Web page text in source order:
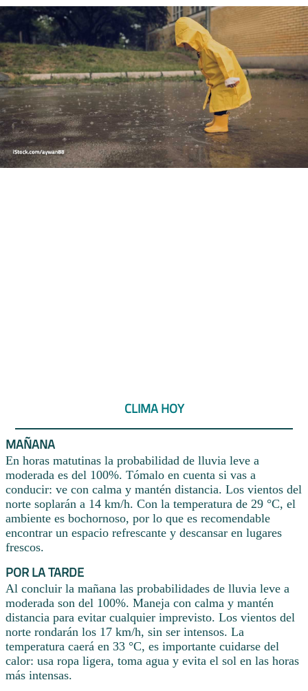
CLIMA HOY
MAÑANA
En horas matutinas la probabilidad de lluvia leve a
moderada es del 100%. Tómalo en cuenta si vas a
conducir: ve con calma y mantén distancia. Los vientos del
norte soplarán a 14 km/h. Con la temperatura de 29 °C, el
ambiente es bochornoso, por lo que es recomendable
encontrar un espacio refrescante y descansar en lugares
frescos.
POR LA TARDE
Al concluir la mañana las probabilidades de lluvia leve a
moderada son del 100%. Maneja con calma y mantén
distancia para evitar cualquier imprevisto. Los vientos del
norte rondarán los 17 km/h, sin ser intensos. La
temperatura caerá en 33 °C, es importante cuidarse del
calor: usa ropa ligera, toma agua y evita el sol en las horas
más intensas.